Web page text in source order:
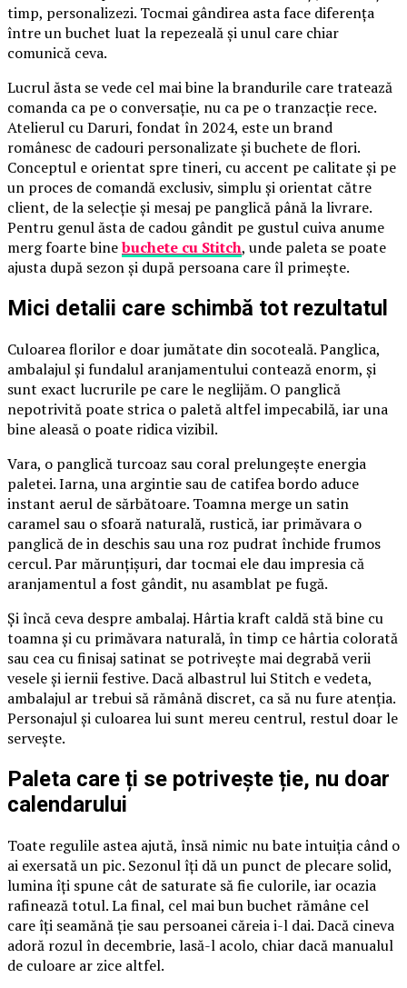
timp, personalizezi. Tocmai gândirea asta face diferența
între un buchet luat la repezeală și unul care chiar
comunică ceva.
Lucrul ăsta se vede cel mai bine la brandurile care tratează
comanda ca pe o conversație, nu ca pe o tranzacție rece.
Atelierul cu Daruri, fondat în 2024, este un brand
românesc de cadouri personalizate și buchete de flori.
Conceptul e orientat spre tineri, cu accent pe calitate și pe
un proces de comandă exclusiv, simplu și orientat către
client, de la selecție și mesaj pe panglică până la livrare.
Pentru genul ăsta de cadou gândit pe gustul cuiva anume
merg foarte binebuchete cu Stitch, unde paleta se poate
ajusta după sezon și după persoana care îl primește.
Mici detalii care schimbă tot rezultatul
Culoarea florilor e doar jumătate din socoteală. Panglica,
ambalajul și fundalul aranjamentului contează enorm, și
sunt exact lucrurile pe care le neglijăm. O panglică
nepotrivită poate strica o paletă altfel impecabilă, iar una
bine aleasă o poate ridica vizibil.
Vara, o panglică turcoaz sau coral prelungește energia
paletei. Iarna, una argintie sau de catifea bordo aduce
instant aerul de sărbătoare. Toamna merge un satin
caramel sau o sfoară naturală, rustică, iar primăvara o
panglică de in deschis sau una roz pudrat închide frumos
cercul. Par mărunțișuri, dar tocmai ele dau impresia că
aranjamentul a fost gândit, nu asamblat pe fugă.
Și încă ceva despre ambalaj. Hârtia kraft caldă stă bine cu
toamna și cu primăvara naturală, în timp ce hârtia colorată
sau cea cu finisaj satinat se potrivește mai degrabă verii
vesele și iernii festive. Dacă albastrul lui Stitch e vedeta,
ambalajul ar trebui să rămână discret, ca să nu fure atenția.
Personajul și culoarea lui sunt mereu centrul, restul doar le
servește.
Paleta care ți se potrivește ție, nu doar
calendarului
Toate regulile astea ajută, însă nimic nu bate intuiția când o
ai exersată un pic. Sezonul îți dă un punct de plecare solid,
lumina îți spune cât de saturate să fie culorile, iar ocazia
rafinează totul. La final, cel mai bun buchet rămâne cel
care îți seamănă ție sau persoanei căreia i-l dai. Dacă cineva
adoră rozul în decembrie, lasă-l acolo, chiar dacă manualul
de culoare ar zice altfel.